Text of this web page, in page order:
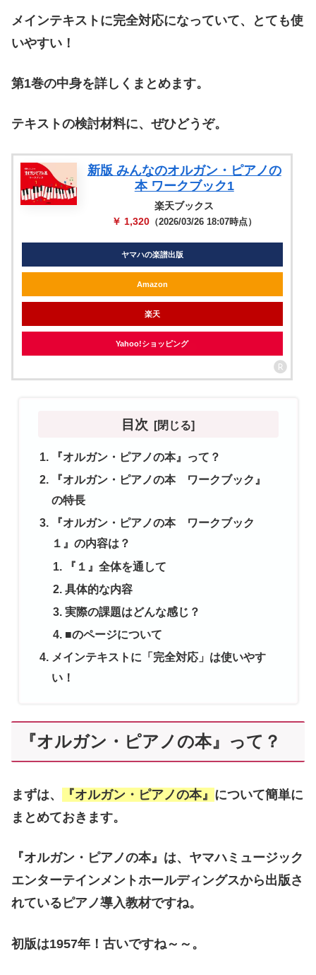
メインテキストに完全対応になっていて、とても使
いやすい！
第1巻の中身を詳しくまとめます。
テキストの検討材料に、ぜひどうぞ。
新版 みんなのオルガン・ピアノの
本 ワークブック1
楽天ブックス
￥ 1,320 （2026/03/26 18:07時点）
ヤマハの楽譜出版
Amazon
楽天
Yahoo!ショッピング
目次
『オルガン・ピアノの本』って？
『オルガン・ピアノの本 ワークブック』
の特長
『オルガン・ピアノの本 ワークブック
１』の内容は？
『１』全体を通して
具体的な内容
実際の課題はどんな感じ？
■のページについて
メインテキストに「完全対応」は使いやす
い！
『オルガン・ピアノの本』って？
まずは、 『オルガン・ピアノの本』 について簡単に
まとめておきます。
『オルガン・ピアノの本』は、ヤマハミュージック
エンターテインメントホールディングスから出版さ
れているピアノ導入教材ですね。
初版は1957年！古いですね～～。